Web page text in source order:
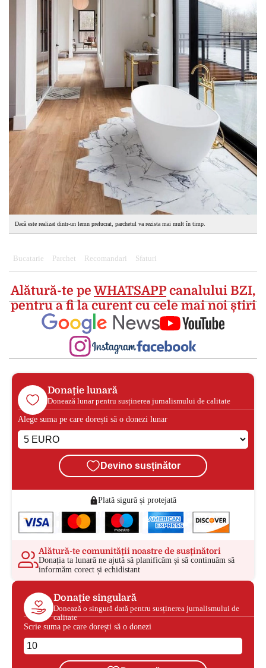
Dacă este realizat dintr-un lemn prelucrat, parchetul va rezista mai mult în timp.
Bucatarie Parchet Recomandari Sfaturi
Alătură-te peWHATSAPPcanalului BZI,
pentru a fi la curent cu cele mai noi știri
Donație lunară
Donează lunar pentru susținerea jurnalismului de calitate
Alege suma pe care dorești să o donezi lunar
Devino susținător
Plată sigură și protejată
Alătură-te comunității noastre de susținători
Donația ta lunară ne ajută să planificăm și să continuăm să
informăm corect și echidistant
Donație singulară
Donează o singură dată pentru susținerea jurnalismului de
calitate
Scrie suma pe care dorești să o donezi